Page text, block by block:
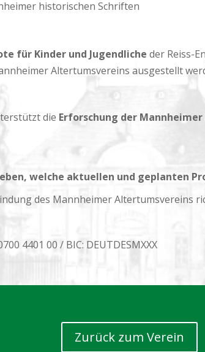
historischen Schriften
für Kinder und Jugendliche der Reiss-
Altertumsvereins ausgestellt
die Erforschung der
welche aktuellen und geplanten
des Mannheimer Altertumsvereins
4401 00 / BIC: DEUTDESMXXX
Zurück zum Verein